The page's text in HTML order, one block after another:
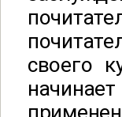
своего